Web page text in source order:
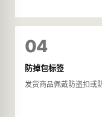
04
防掉包标签
发货商品佩戴防盗扣或